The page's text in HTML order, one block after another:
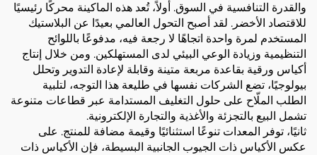
والقدرة التنافسية في السوق. أولاً، تُعد هذه الماكينة محركًا رئيسيًا
للاقتصاد الأخضر. لقد أصبح التحول العالمي بعيدًا عن البلاستيك
المستخدم لمرة واحدة اتجاهًا لا رجعة فيه، مدفوعًا باللوائح
التنظيمية وزيادة الوعي البيئي لدى المستهلكين. ومن خلال إنتاج
أكياس ورقية بقاعدة مربعة متينة وقابلة لإعادة التدوير وتحلل
بيولوجيًا، تضع الشركات نفسها في طليعة هذا التوجه، لتلبية
الطلب الملّاح على حلول التغليف المستدامة عبر قطاعات متنوعة
تشمل البيع بالتجزئة والأغذية والتجارة الإلكترونية.
ثانيًا، توفر المعدات تنوعًا استثنائيًا وقيمة مضافة للمنتج. على
عكس الأكياس ذات الجيوب الجانبية البسيطة، فإن الأكياس ذات